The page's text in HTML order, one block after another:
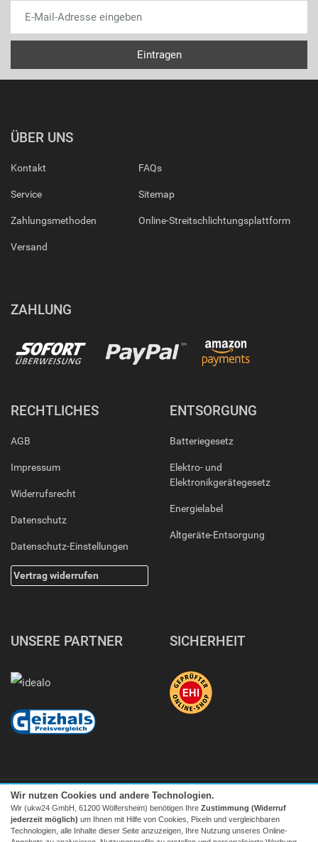
ÜBER UNS
Kontakt
Service
Zahlungsmethoden
Versand
FAQs
Sitemap
Online-Streitschlichtungsplattform
ZAHLUNG
RECHTLICHES
AGB
Impressum
Widerrufsrecht
Datenschutz
Datenschutz-Einstellungen
Vertrag widerrufen
ENTSORGUNG
Batteriegesetz
Elektro- und
Elektronikgerätegesetz
Energielabel
Altgeräte-Entsorgung
UNSERE PARTNER SICHERHEIT
Wir nutzen Cookies und andere Technologien.
Wir (ukw24 GmbH, 61200 Wölfersheim) benötigen Ihre Zustimmung (Widerruf
jederzeit möglich) um Ihnen mit Hilfe von Cookies, Pixeln und vergleichbaren
Technologien, alle Inhalte dieser Seite anzuzeigen, Ihre Nutzung unseres Online-